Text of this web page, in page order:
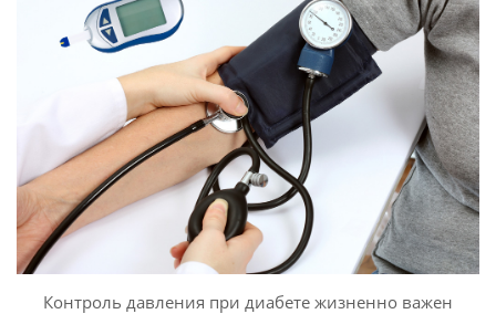
Контроль давления при диабете жизненно важен